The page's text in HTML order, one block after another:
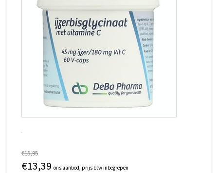
€15,95
€13,39 ons aanbod, prijs btw inbegrepen